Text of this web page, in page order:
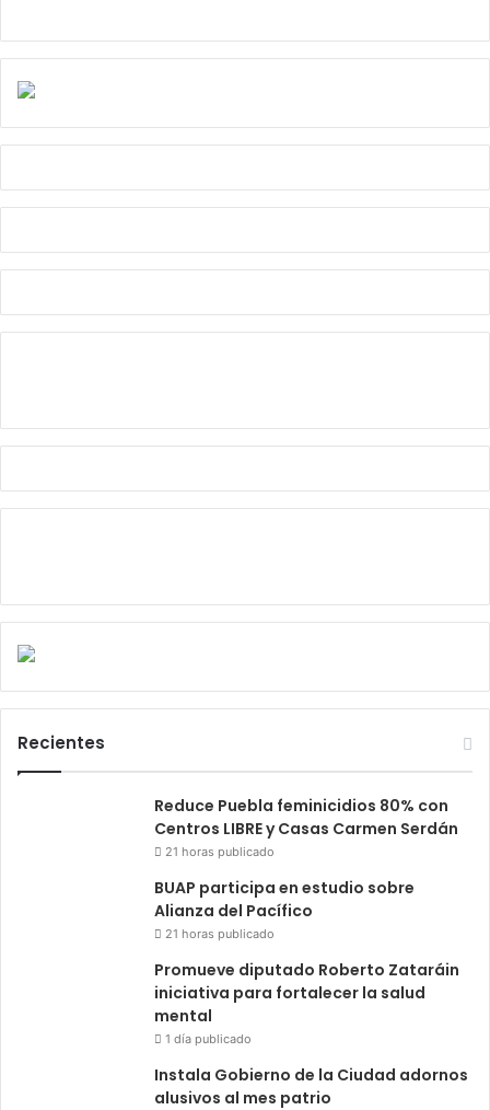
Recientes
Reduce Puebla feminicidios 80% con
Centros LIBRE y Casas Carmen Serdán
21 horas publicado
BUAP participa en estudio sobre
Alianza del Pacífico
21 horas publicado
Promueve diputado Roberto Zataráin
iniciativa para fortalecer la salud
mental
1 día publicado
Instala Gobierno de la Ciudad adornos
alusivos al mes patrio